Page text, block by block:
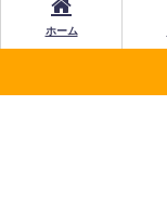
ホーム